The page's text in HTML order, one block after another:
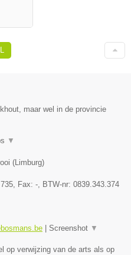
maar wel in de provincie
▼
( Limburg)
, Fax: - , BTW-nr: 0839.343.374
Screenshot ▼
op verwijzing van de arts als op